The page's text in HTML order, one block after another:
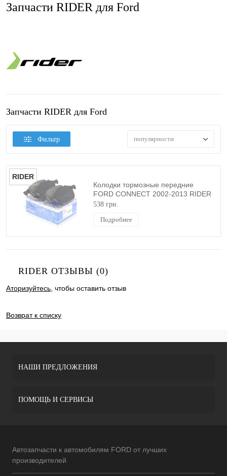
Запчасти RIDER для Ford
Запчасти RIDER для Ford
Фильтр популярности
RIDER
Колодки тормозные передние
FORD CONNECT 2002-2013 RIDER
538 грн.
Подробнее
RIDER ОТЗЫВЫ (0)
Аторизуйтесь , чтобы оставить отзыв
Возврат к списку
НАШИ ПРЕДЛОЖЕНИЯ
ПОМОЩЬ И СЕРВИСЫ
Автозапчасти к автомобилям FORD от лучших
производителей